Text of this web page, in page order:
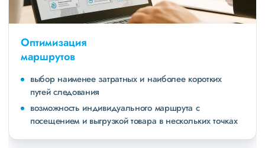
Оптимизация
маршрутов
выбор наименее затратных и наиболее коротких
путей следования
возможность индивидуального маршрута с
посещением и выгрузкой товара в нескольких точках